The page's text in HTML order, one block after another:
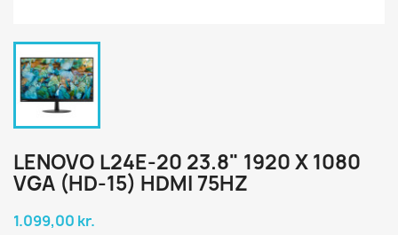
LENOVO L24E-20 23.8" 1920 X 1080
VGA (HD-15) HDMI 75HZ
1.099,00 kr.